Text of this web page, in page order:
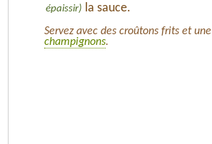
épaissir) la sauce.
Servez avec des croûtons frits et une
champignons.